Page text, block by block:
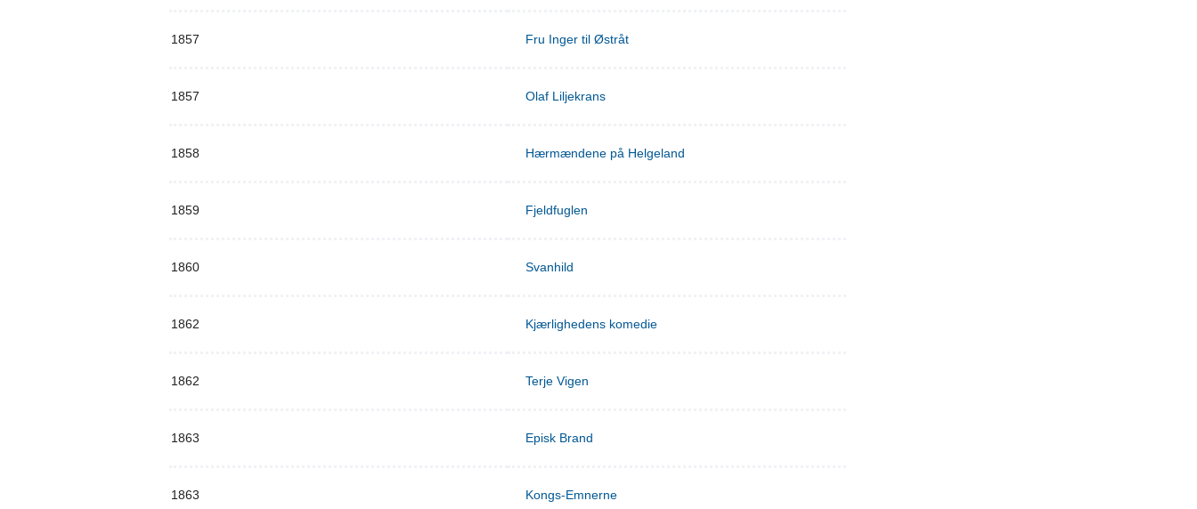
1857 Fru Inger til Østråt
1857 Olaf Liljekrans
1858 Hærmændene på Helgeland
1859 Fjeldfuglen
1860 Svanhild
1862 Kjærlighedens komedie
1862 Terje Vigen
1863 Episk Brand
1863 Kongs-Emnerne